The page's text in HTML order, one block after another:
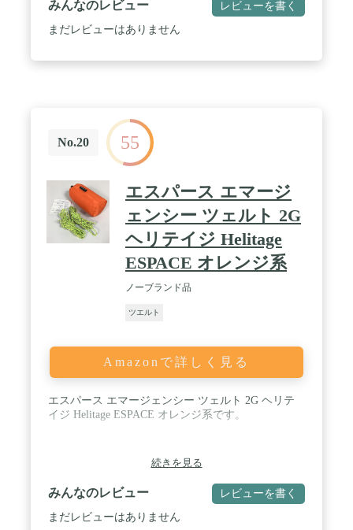
独立したスペース：一人用テントは大人に非常に適
していますが、スペースは荷物や余分なスペースに
外れたデザイン：優れた通気性を提供するように設
計された内部全体のメッシュ壁、この超軽量ハイキ
ングテントは、D字型のドアと側面に大きな前庭が
あり、バックパックや靴の便利な出入りと追加の収
納を提供します
みんなのレビュー レビューを書く
まだレビューはありません
No.20 55
エスパース エマージ
ェンシー ツェルト 2G
ヘリテイジ Helitage
ESPACE オレンジ系
ノーブランド品
ツエルト
Amazonで詳しく見る
エスパース エマージェンシー ツェルト 2G ヘリテ
イジ Helitage ESPACE オレンジ系です。
続きを見る
みんなのレビュー レビューを書く
まだレビューはありません